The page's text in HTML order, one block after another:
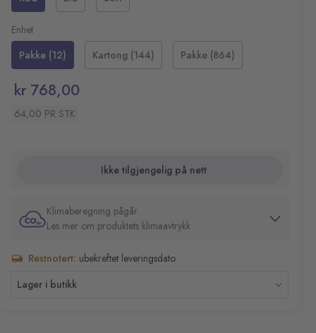
dekorert med et moderne tatoveringsmønster. Det
ergonomiske grepet sikrer god komfort, og blekkpatronen
kan byttes når den er tom. En praktisk, påfyllbar penn som
gir deg kontroll på detaljene.
papiret
Dekorativ kropp med tatoveringsmønster
Påfyllbar og økonomisk i bruk
Spissebredde: 0,7mm
Farge: Rød
Enhet
Pakke (12)
Kartong (144) Pakke (864)
kr 768,00
64,00 PR STK
Ikke tilgjengelig på nett
Klimaberegning pågår
Les mer om produktets klimaavtrykk
Restnotert: ubekreftet leveringsdato
Lager i butikk